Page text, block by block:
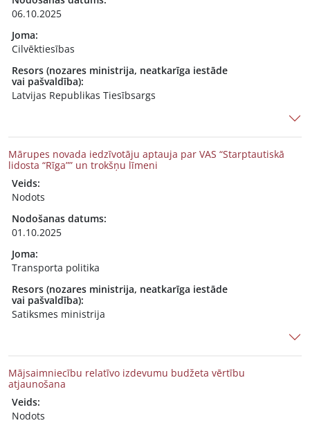
06.10.2025
Joma:
Cilvēktiesības
Resors (nozares ministrija, neatkarīga iestāde
vai pašvaldība):
Latvijas Republikas Tiesībsargs
Mārupes novada iedzīvotāju aptauja par VAS “Starptautiskā
lidosta “Rīga”” un trokšņu līmeni
Veids:
Nodots
Nodošanas datums:
01.10.2025
Joma:
Transporta politika
Resors (nozares ministrija, neatkarīga iestāde
vai pašvaldība):
Satiksmes ministrija
Mājsaimniecību relatīvo izdevumu budžeta vērtību
atjaunošana
Veids:
Nodots